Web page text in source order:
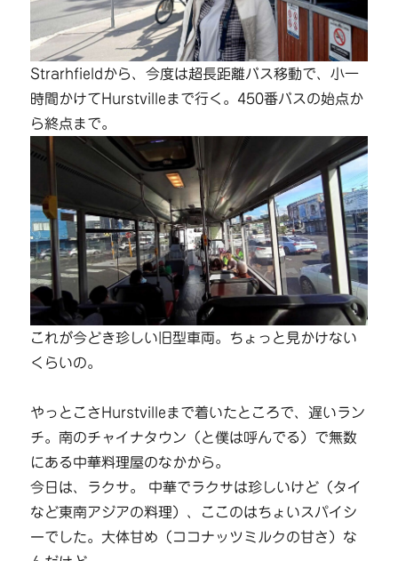
Strarhfieldから、今度は超長距離バス移動で、小一
時間かけてHurstvilleまで行く。450番バスの始点か
ら終点まで。
これが今どき珍しい旧型車両。ちょっと見かけない
くらいの。
やっとこさHurstvilleまで着いたところで、遅いラン
チ。南のチャイナタウン（と僕は呼んでる）で無数
にある中華料理屋のなかから。
今日は、ラクサ。 中華でラクサは珍しいけど（タイ
など東南アジアの料理）、ここのはちょいスパイシ
ーでした。大体甘め（ココナッツミルクの甘さ）な